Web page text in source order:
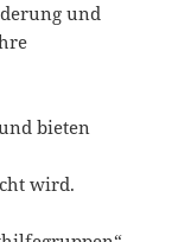
und
bieten
wird.